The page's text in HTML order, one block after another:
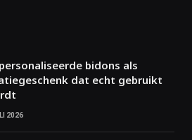
bidons als
dat echt gebruikt
2026